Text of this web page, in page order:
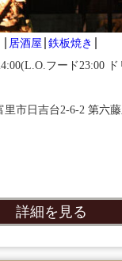
居酒屋 鉄板焼き
フード23:00 ド
里市日吉台2-6-2 第六
詳細を見る